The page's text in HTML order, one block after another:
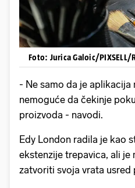
Foto: Jurica Galoic/PIXSELL/
- Ne samo da je aplikacija
nemoguće da čekinje
proizvoda - navodi.
Edy London radila je kao
ekstenzije trepavica, ali je
zatvoriti svoja vrata usred